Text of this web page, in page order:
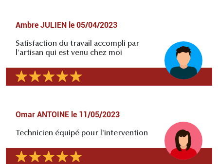
Ambre JULIEN le 05/04/2023
Satisfaction du travail accompli par
l'artisan qui est venu chez moi
Omar ANTOINE le 11/05/2023
Technicien équipé pour l'intervention